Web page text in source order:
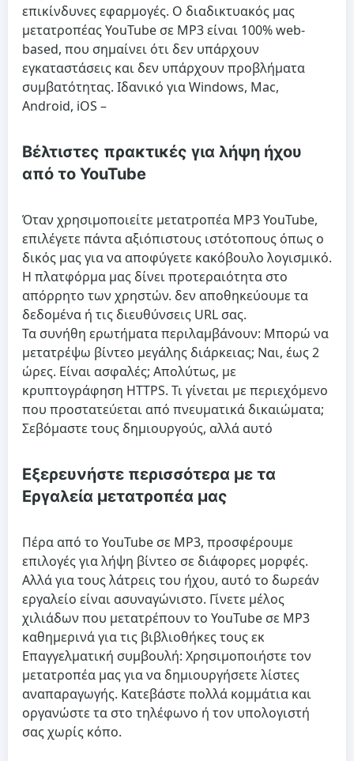
επικίνδυνες εφαρμογές. Ο διαδικτυακός μας
μετατροπέας YouTube σε MP3 είναι 100% web-
based, που σημαίνει ότι δεν υπάρχουν
εγκαταστάσεις και δεν υπάρχουν προβλήματα
συμβατότητας. Ιδανικό για Windows, Mac,
Android, iOS –
Βέλτιστες πρακτικές για λήψη ήχου
από το YouTube
Όταν χρησιμοποιείτε μετατροπέα MP3 YouTube,
επιλέγετε πάντα αξιόπιστους ιστότοπους όπως ο
δικός μας για να αποφύγετε κακόβουλο λογισμικό.
Η πλατφόρμα μας δίνει προτεραιότητα στο
απόρρητο των χρηστών. δεν αποθηκεύουμε τα
δεδομένα ή τις διευθύνσεις URL σας.
Τα συνήθη ερωτήματα περιλαμβάνουν: Μπορώ να
μετατρέψω βίντεο μεγάλης διάρκειας; Ναι, έως 2
ώρες. Είναι ασφαλές; Απολύτως, με
κρυπτογράφηση HTTPS. Τι γίνεται με περιεχόμενο
που προστατεύεται από πνευματικά δικαιώματα;
Σεβόμαστε τους δημιουργούς, αλλά αυτό
Εξερευνήστε περισσότερα με τα
Εργαλεία μετατροπέα μας
Πέρα από το YouTube σε MP3, προσφέρουμε
επιλογές για λήψη βίντεο σε διάφορες μορφές.
Αλλά για τους λάτρεις του ήχου, αυτό το δωρεάν
εργαλείο είναι ασυναγώνιστο. Γίνετε μέλος
χιλιάδων που μετατρέπουν το YouTube σε MP3
καθημερινά για τις βιβλιοθήκες τους εκ
Επαγγελματική συμβουλή: Χρησιμοποιήστε τον
μετατροπέα μας για να δημιουργήσετε λίστες
αναπαραγωγής. Κατεβάστε πολλά κομμάτια και
οργανώστε τα στο τηλέφωνο ή τον υπολογιστή
σας χωρίς κόπο.